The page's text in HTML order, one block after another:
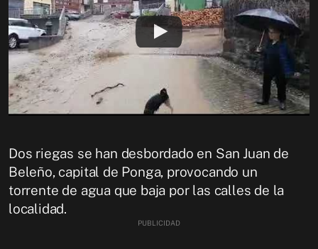
Dos riegas se han desbordado en San Juan de
Beleño, capital de Ponga, provocando un
torrente de agua que baja por las calles de la
localidad.